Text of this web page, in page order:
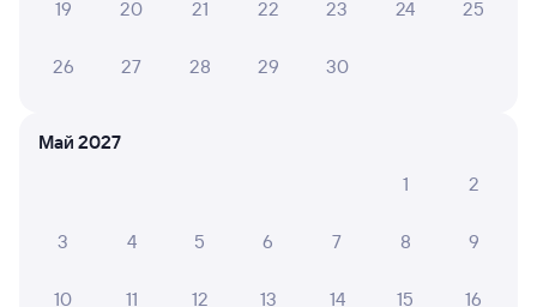
19 20 21 22 23 24 25
26 27 28 29 30
Май 2027
1
2
3 4 5 6 7 8 9
10 11 12 13 14 15 16